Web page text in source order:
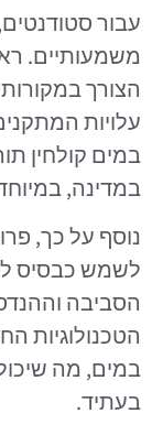
עבור
משמעותיים.
הצורך
עלויות
במים קולחין
במדינה,
נוסף על כך,
לשמש כבסיס
הסביבה
הטכנולוגיות
במים, מה
בעתיד.